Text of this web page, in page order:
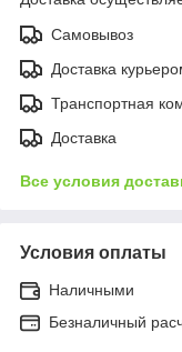
Самовывоз
Доставка
Транспортная
Доставка
Все условия
Условия оплаты
Наличными
Безналичный